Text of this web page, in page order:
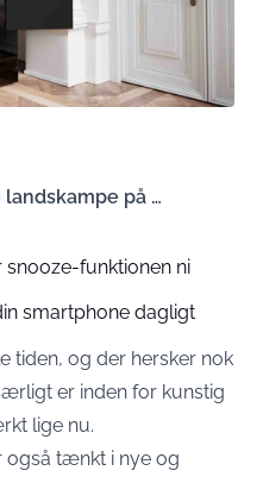
på …
funktionen ni
smartphone dagligt
tiden, og der hersker nok
er inden for kunstig
lige nu.
også tænkt i nye og